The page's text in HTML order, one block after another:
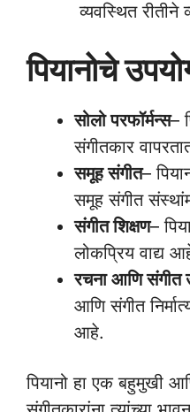
व्यवस्थित
पियानोचे
सोलो परफॉर्मन्स–
संगीतकार
समूह संगीत–
समूह संगीत
संगीत शिक्षण–
लोकप्रिय वाद्य
रचना आणि संगीत
आणि संगीत
आहे.
पियानो हा एक बहुमुखी